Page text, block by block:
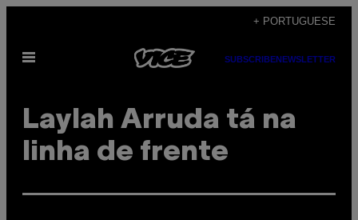
content
+ PORTUGUESE
Open
SUBSCRIBENEWSLETTER
Laylah Arruda tá na
linha de frente